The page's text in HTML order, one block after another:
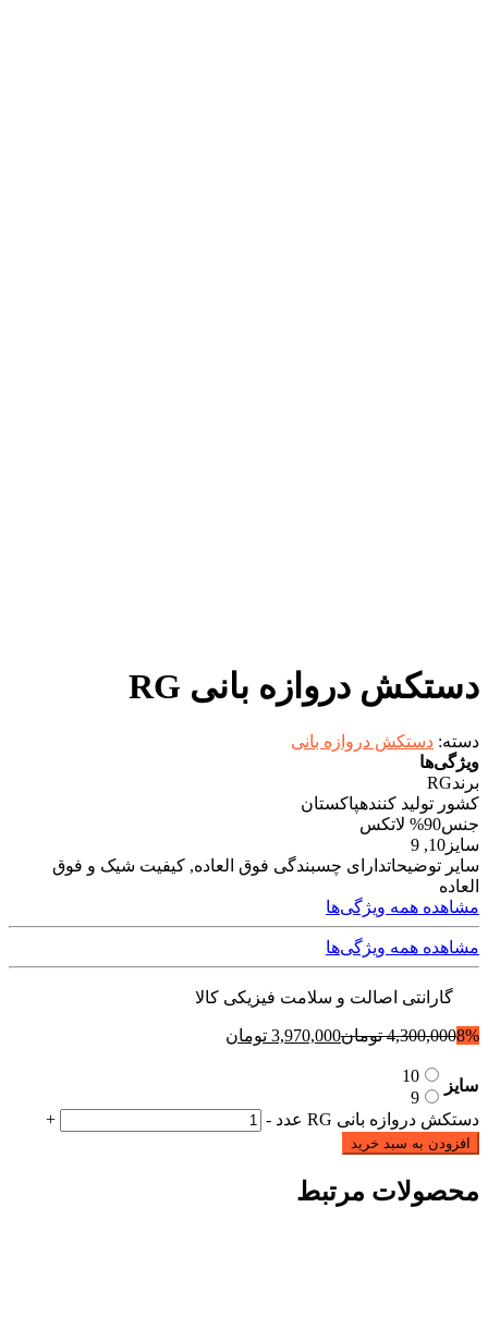
دستکش دروازه بانی RG
دسته: دستکش دروازه بانی
ویژگی‌ها
برندRG
کشور تولید کنندهپاکستان
جنس90% لاتکس
سایز 10, 9
سایر توضیحاتدارای چسبندگی فوق العاده, کیفیت شیک و فوق
العاده
مشاهده همه ویژگی‌ها
مشاهده همه ویژگی‌ها
گارانتی اصالت و سلامت فیزیکی کالا
8%
4,300,000 تومان3,970,000 تومان
سایز
10
9
دستکش دروازه بانی RG عدد
-
+
افزودن به سبد خرید
محصولات مرتبط